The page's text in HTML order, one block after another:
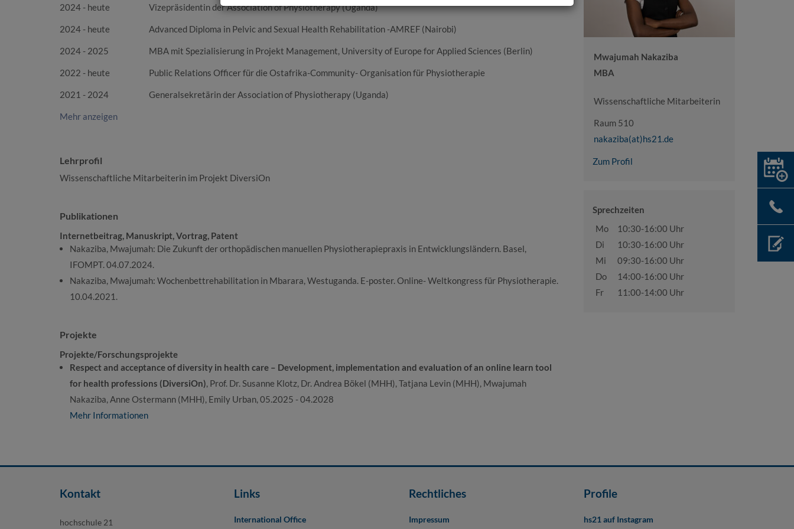
2024 - heute Vizepräsidentin der Association of Physiotherapy (Uganda)
2024 - heute Advanced Diploma in Pelvic and Sexual Health Rehabilitation -AMREF (Nairobi)
2024 - 2025 MBA mit Spezialisierung in Projekt Management, University of Europe for Applied Sciences (Berlin)
2022 - heute Public Relations Officer für die Ostafrika-Community- Organisation für Physiotherapie
2021 - 2024 Generalsekretärin der Association of Physiotherapy (Uganda)
Mehr anzeigen
Lehrprofil
Wissenschaftliche Mitarbeiterin im Projekt DiversiOn
Publikationen
Internetbeitrag, Manuskript, Vortrag, Patent
Nakaziba, Mwajumah: Die Zukunft der orthopädischen manuellen Physiotherapiepraxis in Entwicklungsländern. Basel,
IFOMPT. 04.07.2024.
Nakaziba, Mwajumah: Wochenbettrehabilitation in Mbarara, Westuganda. E-poster. Online- Weltkongress für Physiotherapie.
10.04.2021.
Projekte
Projekte/Forschungsprojekte
Respect and acceptance of diversity in health care – Development, implementation and evaluation of an online learn tool
for health professions (DiversiOn), Prof. Dr. Susanne Klotz, Dr. Andrea Bökel (MHH), Tatjana Levin (MHH), Mwajumah
Nakaziba, Anne Ostermann (MHH), Emily Urban, 05.2025 - 04.2028
Mehr Informationen
Mwajumah Nakaziba
MBA
Wissenschaftliche Mitarbeiterin
Raum 510
nakaziba(at)hs21.de
Zum Profil
Sprechzeiten
Mo
10:30-16:00 Uhr
Di
10:30-16:00 Uhr
Mi
09:30-16:00 Uhr
Do
14:00-16:00 Uhr
Fr
11:00-14:00 Uhr
Kontakt
hochschule 21
Links
International Office
Rechtliches
Impressum
Profile
hs21 auf Instagram